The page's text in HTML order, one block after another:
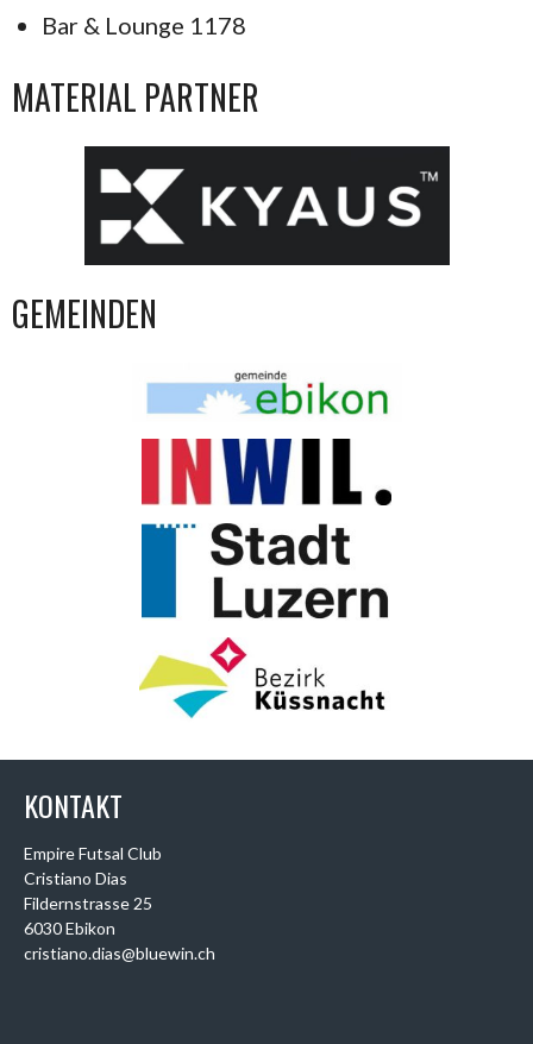
Bar & Lounge 1178
MATERIAL PARTNER
GEMEINDEN
KONTAKT
Empire Futsal Club
Cristiano Dias
Fildernstrasse 25
6030 Ebikon
cristiano.dias@bluewin.ch